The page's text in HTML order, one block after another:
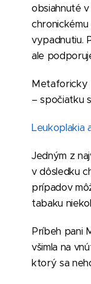
obsiahnuté
vypadnutiu.
ale
Metaforicky
– spočiatku
Leukoplakia
Jedným z
v dôsledku
prípadov
tabaku
Príbeh pani
všimla na
ktorý sa